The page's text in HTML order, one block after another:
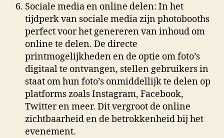
Sociale media en online delen: In het
tijdperk van sociale media zijn photobooths
perfect voor het genereren van inhoud om
online te delen. De directe
printmogelijkheden en de optie om foto’s
digitaal te ontvangen, stellen gebruikers in
staat om hun foto’s onmiddellijk te delen op
platforms zoals Instagram, Facebook,
Twitter en meer. Dit vergroot de online
zichtbaarheid en de betrokkenheid bij het
evenement.